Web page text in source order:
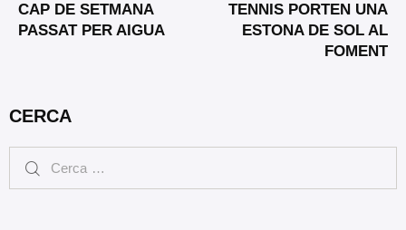
CAP DE SETMANA
PASSAT PER AIGUA
TENNIS PORTEN UNA
ESTONA DE SOL AL
FOMENT
CERCA